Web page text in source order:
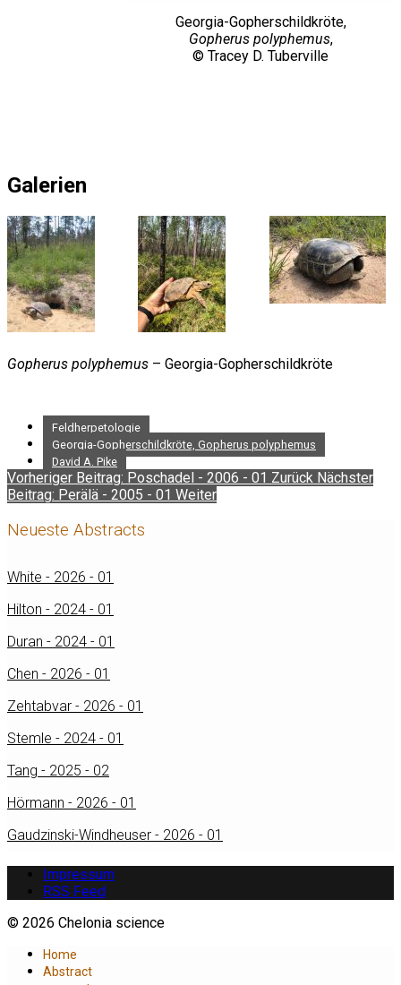
Georgia-Gopherschildkröte,
Gopherus polyphemus,
© Tracey D. Tuberville
Galerien
Gopherus polyphemus – Georgia-Gopherschildkröte
Feldherpetologie
Georgia-Gopherschildkröte, Gopherus polyphemus
David A. Pike
Vorheriger Beitrag: Poschadel - 2006 - 01 Zurück Nächster
Beitrag: Perälä - 2005 - 01 Weiter
Neueste Abstracts
White - 2026 - 01
Hilton - 2024 - 01
Duran - 2024 - 01
Chen - 2026 - 01
Zehtabvar - 2026 - 01
Stemle - 2024 - 01
Tang - 2025 - 02
Hörmann - 2026 - 01
Gaudzinski-Windheuser - 2026 - 01
Impressum
RSS Feed
© 2026 Chelonia science
Home
Abstract